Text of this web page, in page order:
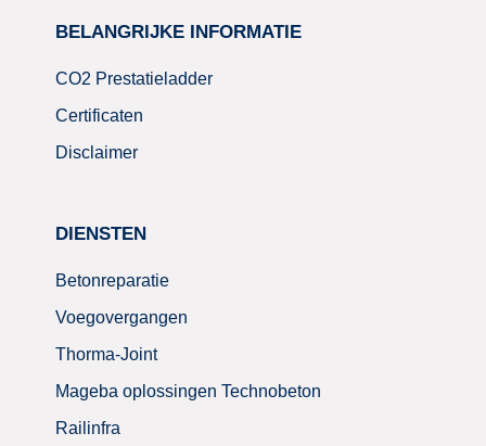
BELANGRIJKE INFORMATIE
CO2 Prestatieladder
Certificaten
Disclaimer
DIENSTEN
Betonreparatie
Voegovergangen
Thorma-Joint
Mageba oplossingen Technobeton
Railinfra